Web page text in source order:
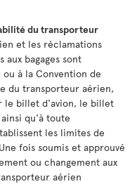
du transporteur
et les réclamations
bagages sont
à la Convention de
du transporteur aérien,
le billet d'avion, le billet
qu'à toute
les limites de
fois soumis et approuvé
ou changement aux
aérien